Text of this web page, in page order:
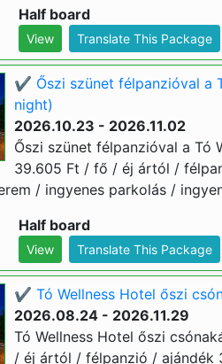
Half board
View Translate This Package
✔️ Őszi szünet félpanzióval a
night)
2026.10.23 - 2026.11.02
Őszi szünet félpanzióval a Tó
39.605 Ft / fő / éj ártól /
/ ingyenes parkolás /
Half board
View Translate This Package
✔️ Tó Wellness Hotel őszi
2026.08.24 - 2026.11.29
Tó Wellness Hotel őszi
/ éj ártól / félpanzió / ajándék